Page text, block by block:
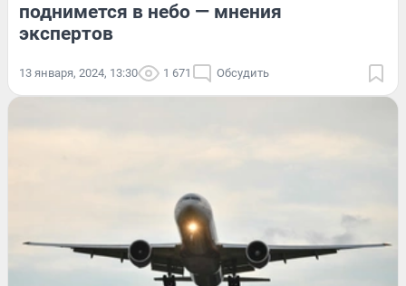
поднимется в небо — мнения
экспертов
13 января, 2024, 13:30 1 671 Обсудить